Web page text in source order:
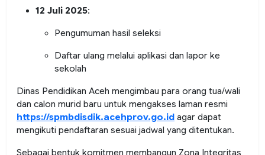
12 Juli 2025:
Pengumuman hasil seleksi
Daftar ulang melalui aplikasi dan lapor ke
sekolah
Dinas Pendidikan Aceh mengimbau para orang tua/wali
dan calon murid baru untuk mengakses laman resmi
https://spmbdisdik.acehprov.go.id agar dapat
mengikuti pendaftaran sesuai jadwal yang ditentukan.
Sebagai bentuk komitmen membangun Zona Integritas